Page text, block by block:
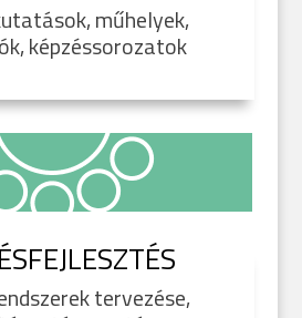
műhelyek,
képzéssorozatok
tervezése,